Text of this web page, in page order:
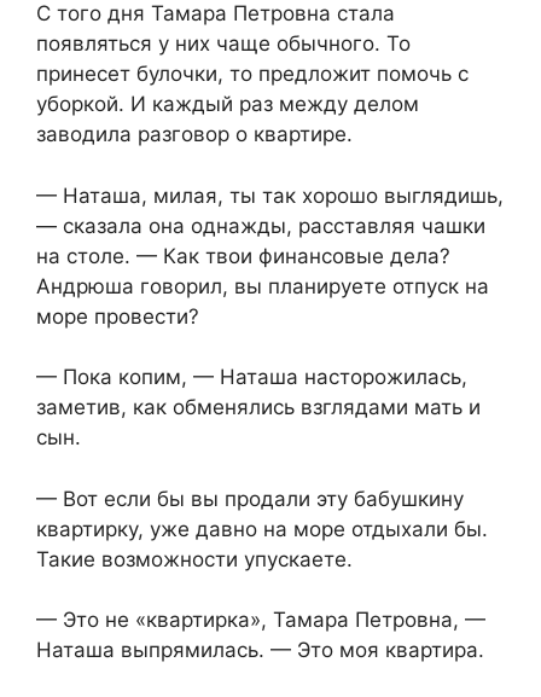
С того дня Тамара Петровна стала
появляться у них чаще обычного. То
принесет булочки, то предложит помочь с
уборкой. И каждый раз между делом
заводила разговор о квартире.
— Наташа, милая, ты так хорошо выглядишь,
— сказала она однажды, расставляя чашки
на столе. — Как твои финансовые дела?
Андрюша говорил, вы планируете отпуск на
море провести?
— Пока копим, — Наташа насторожилась,
заметив, как обменялись взглядами мать и
сын.
— Вот если бы вы продали эту бабушкину
квартирку, уже давно на море отдыхали бы.
Такие возможности упускаете.
— Это не «квартирка», Тамара Петровна, —
Наташа выпрямилась. — Это моя квартира.